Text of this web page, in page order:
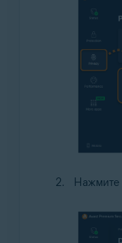
Нажмите